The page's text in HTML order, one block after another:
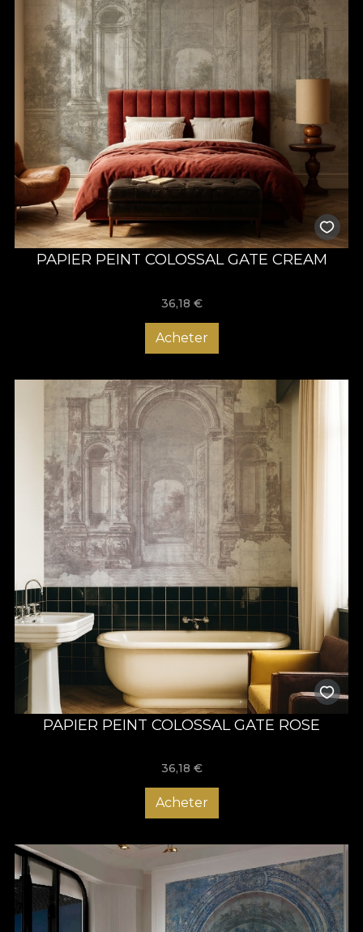
PAPIER PEINT COLOSSAL GATE CREAM
36,18 €
Acheter
PAPIER PEINT COLOSSAL GATE ROSE
36,18 €
Acheter